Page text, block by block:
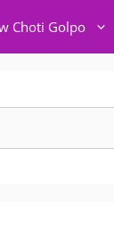
Choti Golpo